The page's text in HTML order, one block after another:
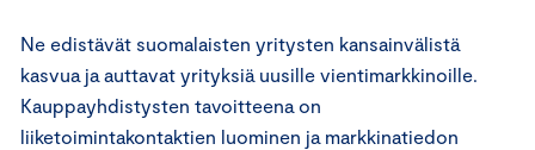
Ne edistävät suomalaisten yritysten kansainvälistä
kasvua ja auttavat yrityksiä uusille vientimarkkinoille.
Kauppayhdistysten tavoitteena on
liiketoimintakontaktien luominen ja markkinatiedon